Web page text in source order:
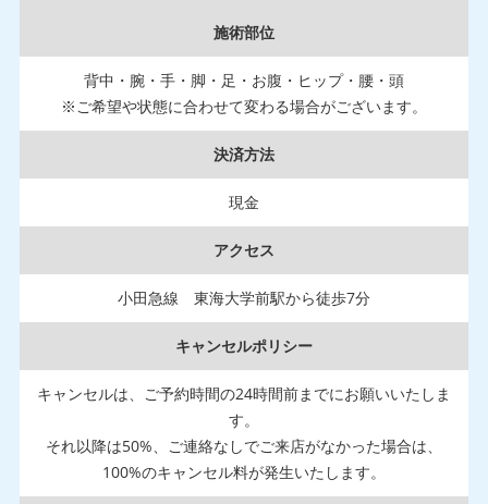
施術部位
背中・腕・手・脚・足・お腹・ヒップ・腰・頭
※ご希望や状態に合わせて変わる場合がございます。
決済方法
現金
アクセス
小田急線 東海大学前駅から徒歩7分
キャンセルポリシー
キャンセルは、ご予約時間の24時間前までにお願いいたしま
す。
それ以降は50%、ご連絡なしでご来店がなかった場合は、
100%のキャンセル料が発生いたします。